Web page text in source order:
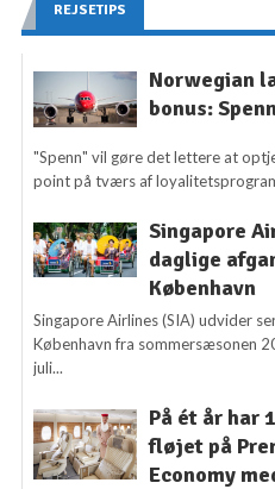
REJSETIPS
Norwegian
bonus:
"Spenn" vil gøre det lettere at
point på tværs af
Singapore
daglige
København
Singapore Airlines (SIA) udvider
København fra sommersæsonen
juli...
På ét år har
fløjet på
Economy